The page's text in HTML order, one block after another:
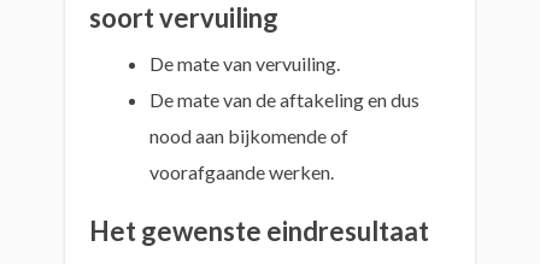
soort vervuiling
De mate van vervuiling.
De mate van de aftakeling en dus
nood aan bijkomende of
voorafgaande werken.
Het gewenste eindresultaat